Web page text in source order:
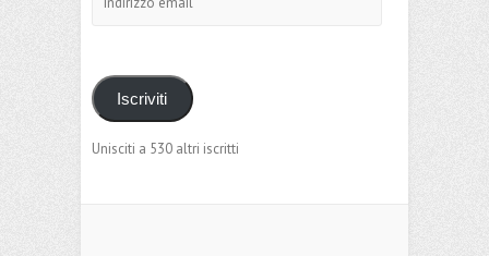
email
Iscriviti
Unisciti a 530 altri iscritti